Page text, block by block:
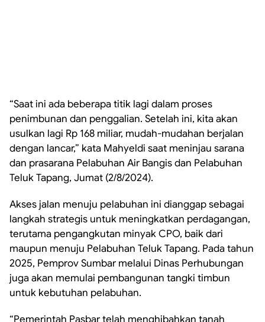
“Saat ini ada beberapa titik lagi dalam proses
penimbunan dan penggalian. Setelah ini, kita akan
usulkan lagi Rp 168 miliar, mudah-mudahan berjalan
dengan lancar,” kata Mahyeldi saat meninjau sarana
dan prasarana Pelabuhan Air Bangis dan Pelabuhan
Teluk Tapang, Jumat (2/8/2024).
Akses jalan menuju pelabuhan ini dianggap sebagai
langkah strategis untuk meningkatkan perdagangan,
terutama pengangkutan minyak CPO, baik dari
maupun menuju Pelabuhan Teluk Tapang. Pada tahun
2025, Pemprov Sumbar melalui Dinas Perhubungan
juga akan memulai pembangunan tangki timbun
untuk kebutuhan pelabuhan.
“Pemerintah Pasbar telah menghibahkan tanah